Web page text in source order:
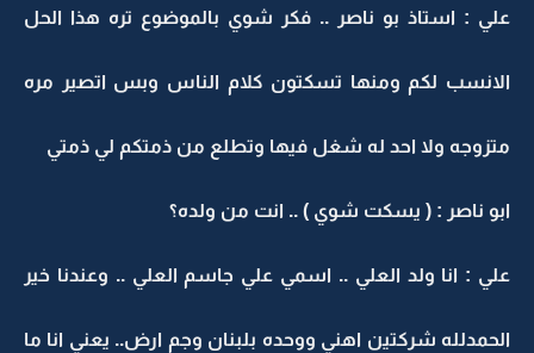
علي : استاذ بو ناصر .. فكر شوي بالموضوع تره هذا الحل
الانسب لكم ومنها تسكتون كلام الناس وبس اتصير مره
متزوجه ولا احد له شغل فيها وتطلع من ذمتكم لي ذمتي
ابو ناصر : ( يسكت شوي ) .. انت من ولده؟
علي : انا ولد العلي .. اسمي علي جاسم العلي .. وعندنا خير
الحمدلله شركتين اهني ووحده بلبنان وجم ارض.. يعني انا ما